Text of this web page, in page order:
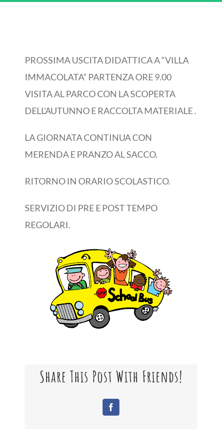
PROSSIMA USCITA DIDATTICA A “VILLA
IMMACOLATA” PARTENZA ORE 9.00
VISITA AL PARCO CON LA SCOPERTA
DELL’AUTUNNO E RACCOLTA MATERIALE .
LA GIORNATA CONTINUA CON
MERENDA E PRANZO AL SACCO.
RITORNO IN ORARIO SCOLASTICO.
SERVIZIO DI PRE E POST TEMPO
REGOLARI.
Share This Post With Friends!